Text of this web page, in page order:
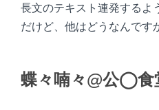
長文のテキスト連発するよ
だけど、他はどうなんです
蝶々喃々@公◯食